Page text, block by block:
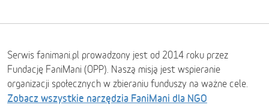
Serwis fanimani.pl prowadzony jest od 2014 roku przez
Fundację FaniMani (OPP). Naszą misją jest wspieranie
organizacji społecznych w zbieraniu funduszy na ważne cele.
Zobacz wszystkie narzędzia FaniMani dla NGO